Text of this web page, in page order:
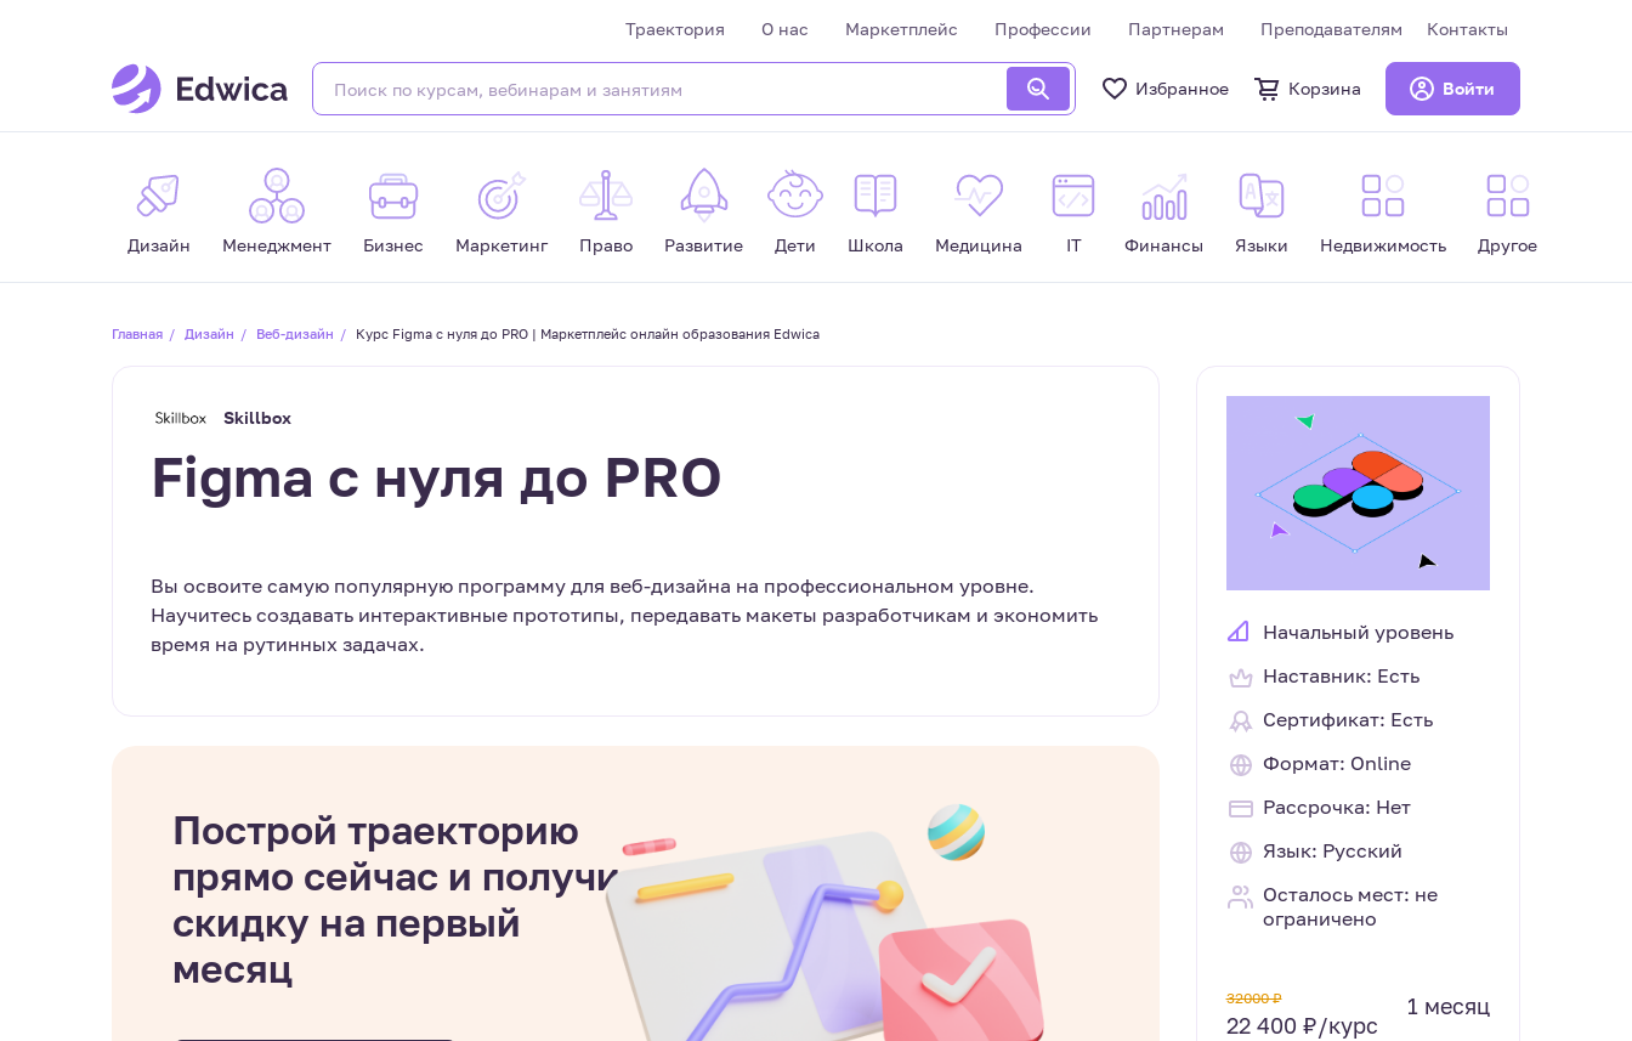
Траектория О нас Маркетплейс Профессии Партнерам Преподавателям Контакты
Избранное Корзина Войти
Дизайн Менеджмент Бизнес Маркетинг Право Развитие Дети Школа Медицина IT Финансы Языки Недвижимость Другое
Главная Дизайн Веб-дизайн Курс Figma с нуля до PRO | Маркетплейс онлайн образования Edwica
Начальный уровень
Наставник: Есть
Сертификат: Есть
Формат: Online
Рассрочка: Нет
Язык: Русский
Осталось мест: не
ограничено
32000 ₽
22 400 ₽/курс
1 месяц
Skillbox
Figma с нуля до PRO
Вы освоите самую популярную программу для веб-дизайна на профессиональном уровне.
Научитесь создавать интерактивные прототипы, передавать макеты разработчикам и экономить
время на рутинных задачах.
Построй траекторию
прямо сейчас и получи
скидку на первый
месяц